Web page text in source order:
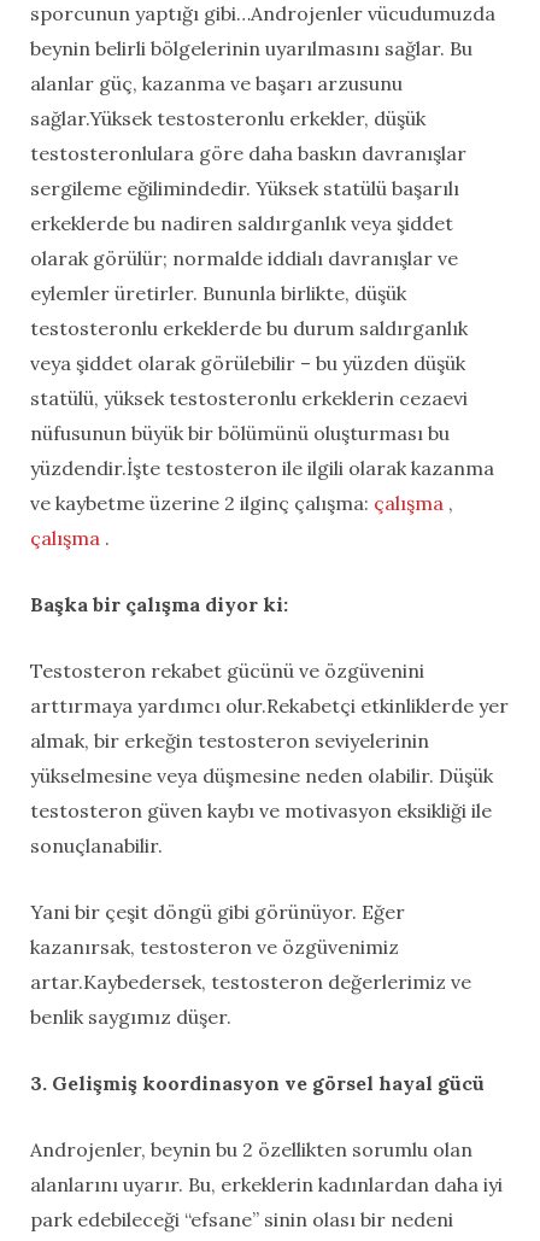
sporcunun yaptığı gibi…Androjenler vücudumuzda
beynin belirli bölgelerinin uyarılmasını sağlar. Bu
alanlar güç, kazanma ve başarı arzusunu
sağlar.Yüksek testosteronlu erkekler, düşük
testosteronlulara göre daha baskın davranışlar
sergileme eğilimindedir. Yüksek statülü başarılı
erkeklerde bu nadiren saldırganlık veya şiddet
olarak görülür; normalde iddialı davranışlar ve
eylemler üretirler. Bununla birlikte, düşük
testosteronlu erkeklerde bu durum saldırganlık
veya şiddet olarak görülebilir – bu yüzden düşük
statülü, yüksek testosteronlu erkeklerin cezaevi
nüfusunun büyük bir bölümünü oluşturması bu
yüzdendir.İşte testosteron ile ilgili olarak kazanma
ve kaybetme üzerine 2 ilginç çalışma: çalışma ,
çalışma .
Başka bir çalışma diyor ki:
Testosteron rekabet gücünü ve özgüvenini
arttırmaya yardımcı olur.Rekabetçi etkinliklerde yer
almak, bir erkeğin testosteron seviyelerinin
yükselmesine veya düşmesine neden olabilir. Düşük
testosteron güven kaybı ve motivasyon eksikliği ile
sonuçlanabilir.
Yani bir çeşit döngü gibi görünüyor. Eğer
kazanırsak, testosteron ve özgüvenimiz
artar.Kaybedersek, testosteron değerlerimiz ve
benlik saygımız düşer.
3. Gelişmiş koordinasyon ve görsel hayal gücü
Androjenler, beynin bu 2 özellikten sorumlu olan
alanlarını uyarır. Bu, erkeklerin kadınlardan daha iyi
park edebileceği “efsane” sinin olası bir nedeni